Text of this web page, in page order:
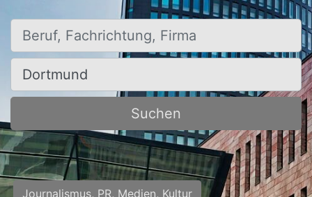
Beruf, Fachrichtung, Firma
Ort, Stadt
Suchen
Journalismus, PR, Medien, Kultur